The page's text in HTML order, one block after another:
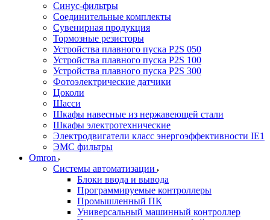
Синус-фильтры
Соединительные комплекты
Сувенирная продукция
Тормозные резисторы
Устройства плавного пуска P2S 050
Устройства плавного пуска P2S 100
Устройства плавного пуска P2S 300
Фотоэлектрические датчики
Цоколи
Шасси
Шкафы навесные из нержавеющей стали
Шкафы электротехнические
Электродвигатели класс энергоэффективности IE1
ЭМС фильтры
Omron
Системы автоматизации
Блоки ввода и вывода
Программируемые контроллеры
Промышленный ПК
Универсальный машинный контроллер